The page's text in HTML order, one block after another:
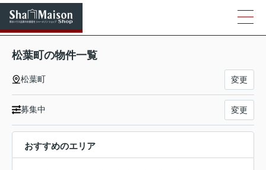
松葉町の物件一覧
松葉町 変更
募集中 変更
おすすめのエリア